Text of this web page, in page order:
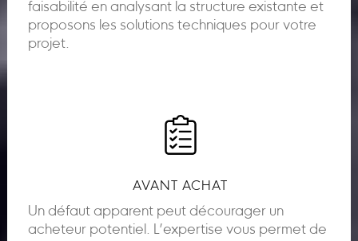
faisabilité en analysant la structure existante et
proposons les solutions techniques pour votre
projet.
AVANT ACHAT
Un défaut apparent peut décourager un
acheteur potentiel. L’expertise vous permet de